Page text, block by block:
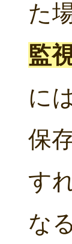
た
監
に
保
す
な